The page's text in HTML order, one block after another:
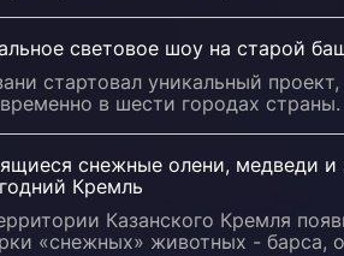
световое шоу на старой
стартовал уникальный
в шести городах страны.
снежные олени, медведи и
Кремль
Казанского Кремля
«снежных» животных - барса,